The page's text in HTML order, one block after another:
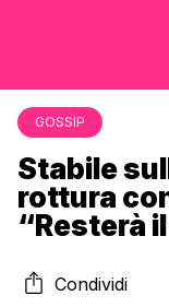
GOSSIP
Stabile
rottura
“Resterà
Condividi